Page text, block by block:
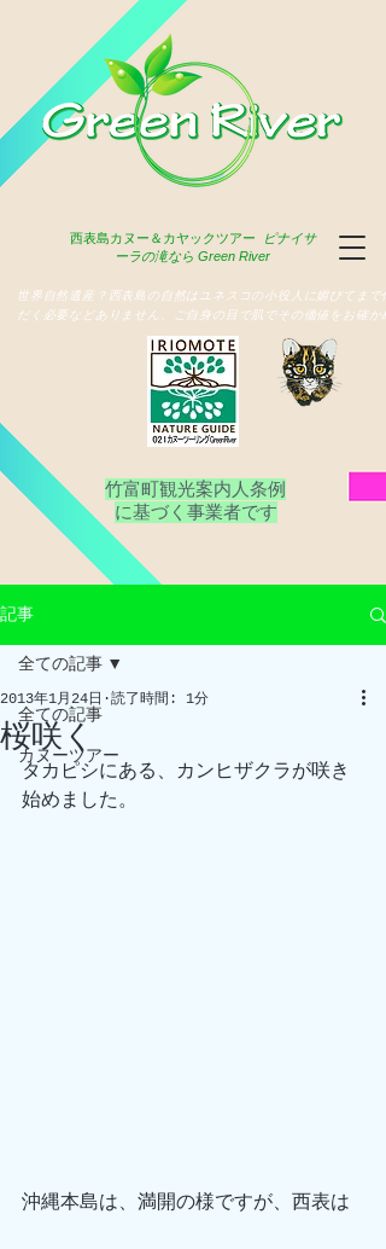
西表島カヌー＆カヤックツアー
ピナイサ
ーラの滝なら Green River
竹富町観光案内人条例
​に基づく事業者です
世界自然遺産？西表島の自然はユネスコの小役人に媚びてまで
だく必要などありません、ご自身の目で肌でその価値をお確か
記事
全ての記事
カヌーツアー
全ての記事
桜咲く
2013年1月24日 読了時間: 1分
タカピシにある、カンヒザクラが咲き
始めました。
沖縄本島は、満開の様ですが、西表は